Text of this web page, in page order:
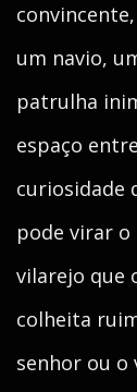
um navio,
patrulha
espaço
curiosidade
pode virar o
vilarejo que
colheita
senhor ou